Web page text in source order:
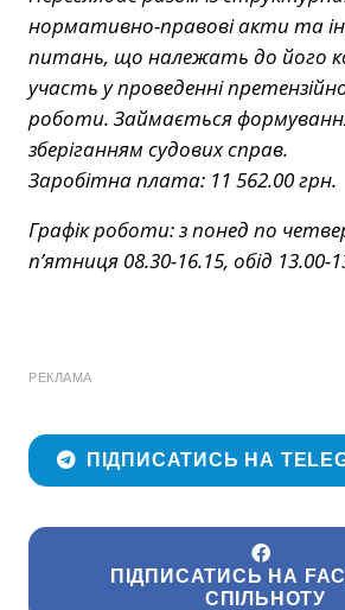
нормативно-правові акти та
питань, що належать до його
участь у проведенні
роботи. Займається
зберіганням судових справ.
Заробітна плата: 11 562.00 грн.
Графік роботи: з понед по
п’ятниця 08.30-16.15, обід 13.00-
РЕКЛАМА
ПІДПИСАТИСЬ НА
ПІДПИСАТИСЬ НА
СПІЛЬНОТУ